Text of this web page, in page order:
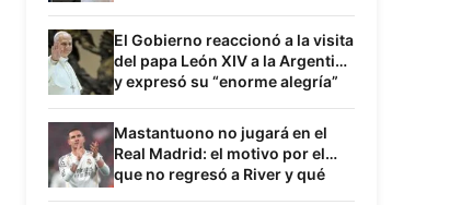
Sabag Montiel
El Gobierno reaccionó a la visita
del papa León XIV a la Argentina
y expresó su “enorme alegría”
Mastantuono no jugará en el
Real Madrid: el motivo por el
que no regresó a River y qué